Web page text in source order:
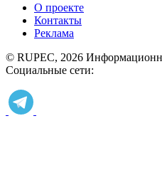
О проекте
Контакты
Реклама
© RUPEC, 2026
Социальные сети: